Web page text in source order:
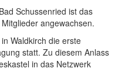
Schussenried ist das
angewachsen.
Waldkirch die erste
statt. Zu diesem Anlass
in das Netzwerk